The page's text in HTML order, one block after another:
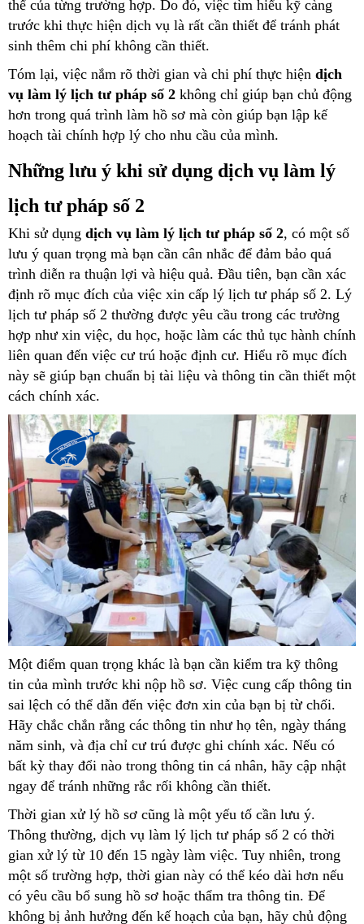
thể của từng trường hợp. Do đó, việc tìm hiểu kỹ càng
trước khi thực hiện dịch vụ là rất cần thiết để tránh phát
sinh thêm chi phí không cần thiết.
Tóm lại, việc nắm rõ thời gian và chi phí thực hiện dịch
vụ làm lý lịch tư pháp số 2 không chỉ giúp bạn chủ động
hơn trong quá trình làm hồ sơ mà còn giúp bạn lập kế
hoạch tài chính hợp lý cho nhu cầu của mình.
Những lưu ý khi sử dụng dịch vụ làm lý
lịch tư pháp số 2
Khi sử dụng dịch vụ làm lý lịch tư pháp số 2, có một số
lưu ý quan trọng mà bạn cần cân nhắc để đảm bảo quá
trình diễn ra thuận lợi và hiệu quả. Đầu tiên, bạn cần xác
định rõ mục đích của việc xin cấp lý lịch tư pháp số 2. Lý
lịch tư pháp số 2 thường được yêu cầu trong các trường
hợp như xin việc, du học, hoặc làm các thủ tục hành chính
liên quan đến việc cư trú hoặc định cư. Hiểu rõ mục đích
này sẽ giúp bạn chuẩn bị tài liệu và thông tin cần thiết một
cách chính xác.
Một điểm quan trọng khác là bạn cần kiểm tra kỹ thông
tin của mình trước khi nộp hồ sơ. Việc cung cấp thông tin
sai lệch có thể dẫn đến việc đơn xin của bạn bị từ chối.
Hãy chắc chắn rằng các thông tin như họ tên, ngày tháng
năm sinh, và địa chỉ cư trú được ghi chính xác. Nếu có
bất kỳ thay đổi nào trong thông tin cá nhân, hãy cập nhật
ngay để tránh những rắc rối không cần thiết.
Thời gian xử lý hồ sơ cũng là một yếu tố cần lưu ý.
Thông thường, dịch vụ làm lý lịch tư pháp số 2 có thời
gian xử lý từ 10 đến 15 ngày làm việc. Tuy nhiên, trong
một số trường hợp, thời gian này có thể kéo dài hơn nếu
có yêu cầu bổ sung hồ sơ hoặc thẩm tra thông tin. Để
không bị ảnh hưởng đến kế hoạch của bạn, hãy chủ động